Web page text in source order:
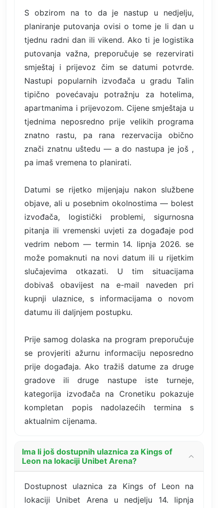
S obzirom na to da je nastup u nedjelju,
planiranje putovanja ovisi o tome je li dan u
tjednu radni dan ili vikend. Ako ti je logistika
putovanja važna, preporučuje se rezervirati
smještaj i prijevoz čim se datumi potvrde.
Nastupi popularnih izvođača u gradu Talin
tipično povećavaju potražnju za hotelima,
apartmanima i prijevozom. Cijene smještaja u
tjednima neposredno prije velikih programa
znatno rastu, pa rana rezervacija obično
znači znatnu uštedu — a do nastupa je još ,
pa imaš vremena to planirati.
Datumi se rijetko mijenjaju nakon službene
objave, ali u posebnim okolnostima — bolest
izvođača, logistički problemi, sigurnosna
pitanja ili vremenski uvjeti za događaje pod
vedrim nebom — termin 14. lipnja 2026. se
može pomaknuti na novi datum ili u rijetkim
slučajevima otkazati. U tim situacijama
dobivaš obavijest na e-mail naveden pri
kupnji ulaznice, s informacijama o novom
datumu ili daljnjem postupku.
Prije samog dolaska na program preporučuje
se provjeriti ažurnu informaciju neposredno
prije događaja. Ako tražiš datume za druge
gradove ili druge nastupe iste turneje,
kategorija izvođača na Cronetiku pokazuje
kompletan popis nadolazećih termina s
aktualnim cijenama.
Ima li još dostupnih ulaznica za Kings of
Leon na lokaciji Unibet Arena?
Dostupnost ulaznica za Kings of Leon na
lokaciji Unibet Arena u nedjelju 14. lipnja